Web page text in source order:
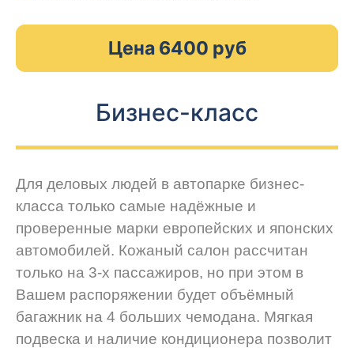
Цена 6400 руб
Бизнес-класс
Для деловых людей в автопарке бизнес-
класса только самые надёжные и
проверенные марки европейских и японских
автомобилей. Кожаный салон рассчитан
только на 3-х пассажиров, но при этом в
Вашем распоряжении будет объёмный
багажник на 4 больших чемодана. Мягкая
подвеска и наличие кондиционера позволит